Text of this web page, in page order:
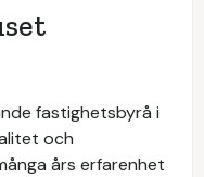
fastighetsbyrå i
och
års erfarenhet